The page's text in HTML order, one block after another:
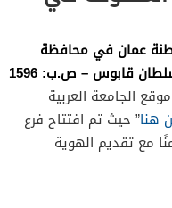
عمان في محافظة
مسقط، ولاية السيب، القرم، مدينة السلطان قابوس – ص.ب: 1596
الجامعة العربية
هنا” حيث تم افتتاح فرع
مع تقديم الهوية